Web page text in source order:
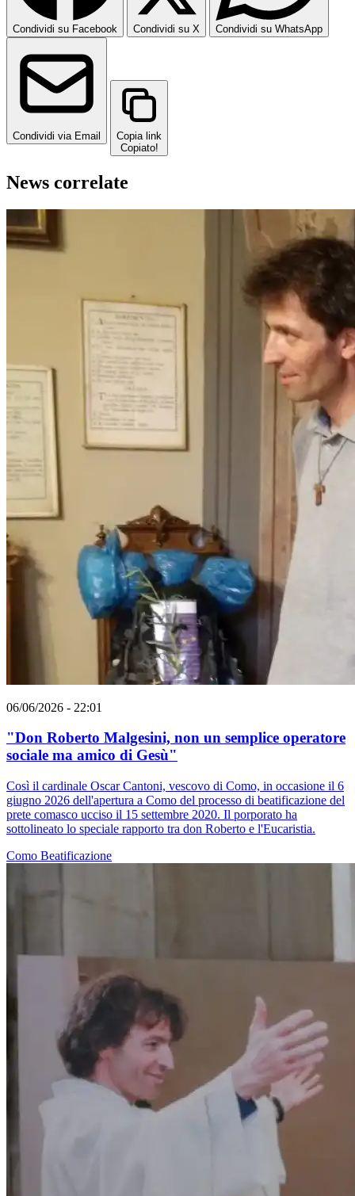
Condividi su Facebook Condividi su X Condividi su WhatsApp
Condividi via Email
Copia link
Copiato!
News correlate
06/06/2026 - 22:01
"Don Roberto Malgesini, non un semplice operatore
sociale ma amico di Gesù"
Così il cardinale Oscar Cantoni, vescovo di Como, in occasione il 6
giugno 2026 dell'apertura a Como del processo di beatificazione del
prete comasco ucciso il 15 settembre 2020. Il porporato ha
sottolineato lo speciale rapporto tra don Roberto e l'Eucaristia.
Como Beatificazione